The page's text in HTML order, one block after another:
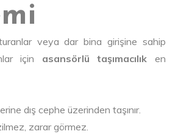
veya dar bina girişine sahip
için asansörlü taşımacılık en
dış cephe üzerinden taşınır.
zarar görmez.